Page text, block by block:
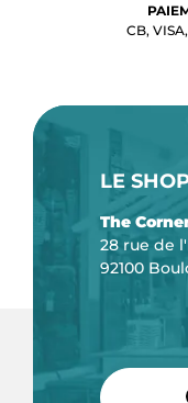
CB,
LE
The
28 rue de
92100